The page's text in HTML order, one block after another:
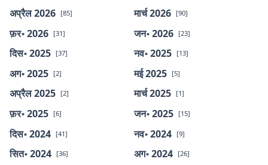
अप्रैल 2026 [85] मार्च 2026 [90]
फ़र॰ 2026 [31] जन॰ 2026 [23]
दिस॰ 2025 [37] नव॰ 2025 [13]
अग॰ 2025 [2] मई 2025 [5]
अप्रैल 2025 [2] मार्च 2025 [1]
फ़र॰ 2025 [6] जन॰ 2025 [15]
दिस॰ 2024 [41] नव॰ 2024 [9]
सित॰ 2024 [36] अग॰ 2024 [26]